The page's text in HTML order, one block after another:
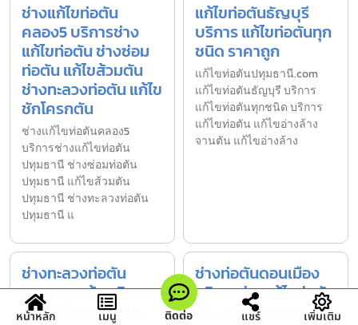
ช่างแก้ไขท่อตัน
คลอง5 บริการช่าง
แก้ไขท่อตัน ช่างซ่อม
ท่อตัน แก้ไขส้วมตัน
ช่างทะลวงท่อตัน แก้ไข
ชักโครกตัน
ช่างแก้ไขท่อตันคลอง5
บริการช่างแก้ไขท่อตัน
ปทุมธานี ช่างซ่อมท่อตัน
ปทุมธานี แก้ไขส้วมตัน
ปทุมธานี ช่างทะลวงท่อตัน
ปทุมธานี แ
แก้ไขท่อตันธัญบุรี
บริการ แก้ไขท่อตันทุก
ชนิด ราคาถูก
แก้ไขท่อตันปทุมธานี.com
แก้ไขท่อตันธัญบุรี บริการ
แก้ไขท่อตันทุกชนิด บริการ
แก้ไขท่อตัน แก้ไขอ่างล้าง
จานตัน แก้ไขอ่างล้าง
ช่างทะลวงท่อตัน
ลาดหลุมแก้ว บริการ
ช่างแก้ไขท่อตัน ช่าง
ช่างท่อตันดอนเมือง
บริการช่างแก้ไขท่อตัน
ช่างซ่อมท่อตัน แก้ไข
หน้าหลัก เมนู ติดต่อ แชร์ เพิ่มเติม